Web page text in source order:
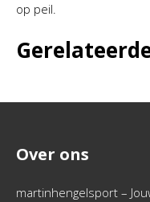
op peil.
Over ons
martinhengelsport –